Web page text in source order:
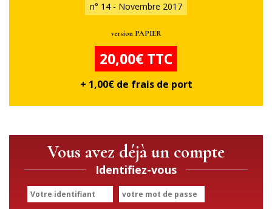
n° 14 - Novembre 2017
version PAPIER
20,00€ TTC
+ 1,00€ de frais de port
Vous avez déjà un compte
Identifiez-vous